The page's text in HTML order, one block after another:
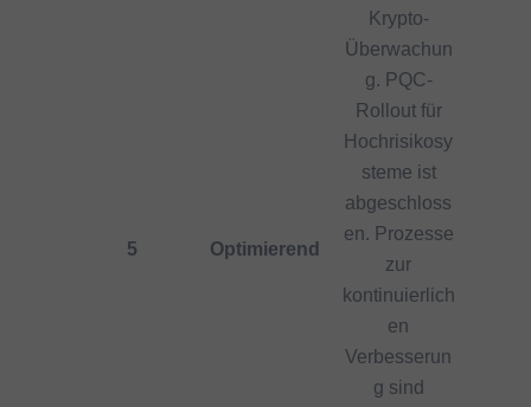
5 Optimierend
Krypto-
Überwachun
g. PQC-
Rollout für
Hochrisikosy
steme ist
abgeschloss
en. Prozesse
zur
kontinuierlich
en
Verbesserun
g sind